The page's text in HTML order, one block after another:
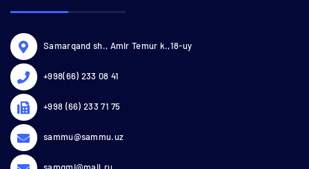
Samarqand sh., Amir Temur k.,18-uy
+998(66) 233 08 41
+998 (66) 233 71 75
sammu@sammu.uz
samgmi@mail.ru